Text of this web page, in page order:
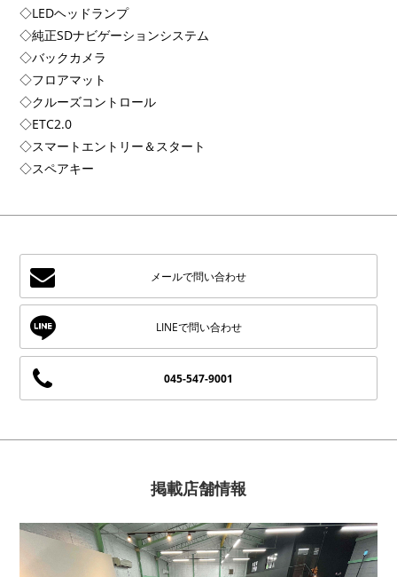
◇LEDヘッドランプ
◇純正SDナビゲーションシステム
◇バックカメラ
◇フロアマット
◇クルーズコントロール
◇ETC2.0
◇スマートエントリー＆スタート
◇スペアキー
メールで問い合わせ
045-547-9001
掲載店舗情報